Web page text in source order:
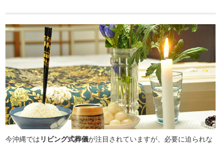
今沖縄では リビング式葬儀が注目されていますが、必要に迫られな